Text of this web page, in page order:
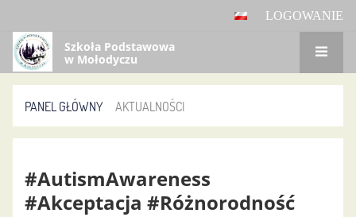
LOGOWANIE
Szkoła Podstawowa
w Mołodyczu
PANEL GŁÓWNY AKTUALNOŚCI
#AutismAwareness
#Akceptacja #Różnorodność